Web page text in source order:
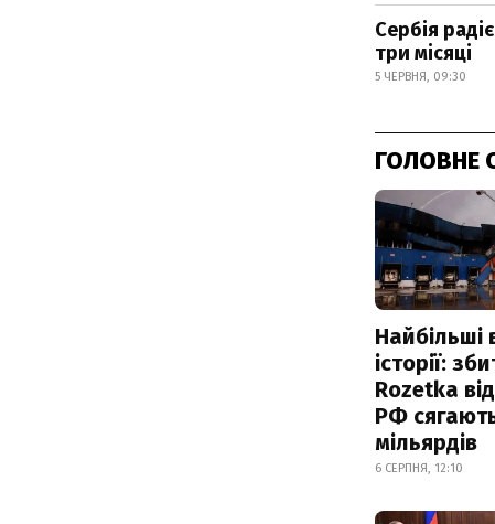
Сербія
три місяці
5 ЧЕРВНЯ, 09:30
ГОЛОВНЕ
Найбільші
історії:
Rozetka
РФ
мільярдів
6 СЕРПНЯ, 12:10